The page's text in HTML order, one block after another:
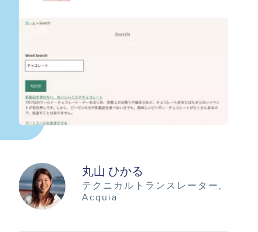
Image 丸山 ひかる
テクニカルトランスレーター
Acquia